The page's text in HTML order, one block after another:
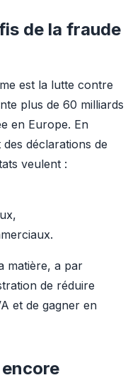
de la fraude
est la lutte contre
plus de 60 milliards
en Europe. En
déclarations de
veulent :
matière, a par
de réduire
et de gagner en